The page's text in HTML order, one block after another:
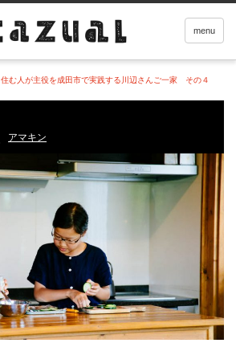
menu
住む人が主役を成田市で実践する川辺さんご一家 その４
アマキン